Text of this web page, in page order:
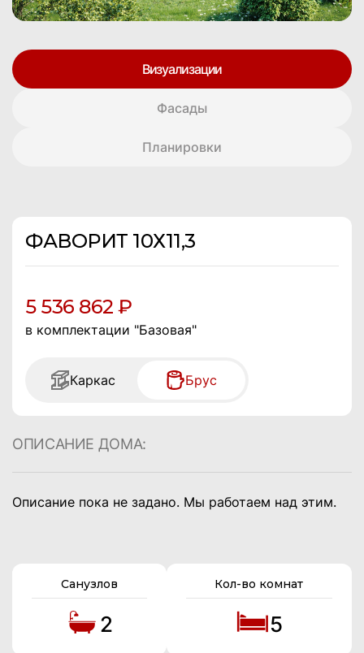
Визуализации
Фасады
Планировки
ФАВОРИТ 10Х11,3
5 536 862 ₽
в комплектации "Базовая"
Каркас Брус
ОПИСАНИЕ ДОМА:
Описание пока не задано. Мы работаем над этим.
Санузлов
2
Кол-во комнат
5